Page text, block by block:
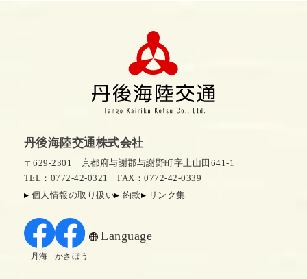
丹後海陸交通株式会社
〒629-2301 京都府与謝郡与謝野町字上山田641-1
TEL：0772-42-0321
FAX：0772-42-0339
個人情報の取り扱い
約款 リンク集
Language
丹海 かさぼう